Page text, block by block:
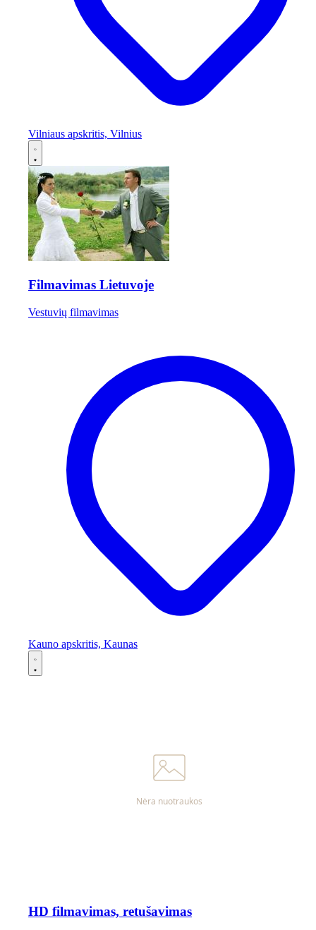
Vilniaus apskritis, Vilnius
Filmavimas Lietuvoje
Vestuvių filmavimas
Kauno apskritis, Kaunas
HD filmavimas, retušavimas